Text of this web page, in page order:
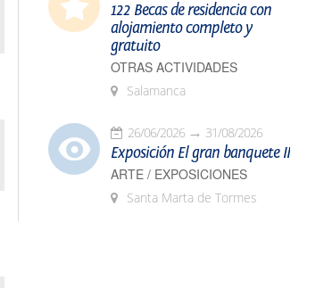
122 Becas de residencia con
alojamiento completo y
gratuito
OTRAS ACTIVIDADES
Salamanca
26/06/2026 31/08/2026
Exposición El gran banquete II
ARTE / EXPOSICIONES
Santa Marta de Tormes